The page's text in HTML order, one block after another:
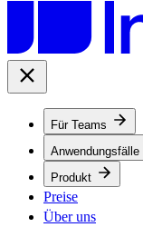
Für Teams
Anwendungsfälle
Produkt
Preise
Über uns